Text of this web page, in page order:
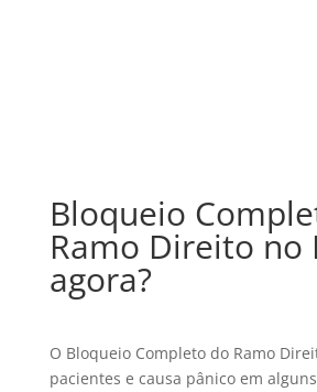
Bloqueio
Ramo Direito no
agora?
O Bloqueio Completo do Ramo
pacientes e causa pânico em